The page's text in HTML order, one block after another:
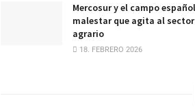
Mercosur y el campo
malestar que agita al sector
agrario
18. FEBRERO 2026